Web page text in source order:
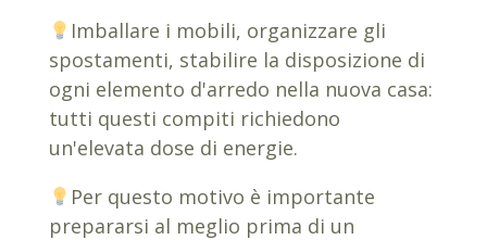
Imballare i mobili, organizzare gli
spostamenti, stabilire la disposizione di
ogni elemento d'arredo nella nuova casa:
tutti questi compiti richiedono
un'elevata dose di energie.
Per questo motivo è importante
prepararsi al meglio prima di un